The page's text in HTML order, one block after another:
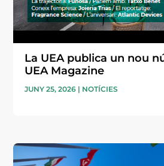
La UEA publica un nou
UEA Magazine
JUNY 25, 2026 | NOTÍCIES